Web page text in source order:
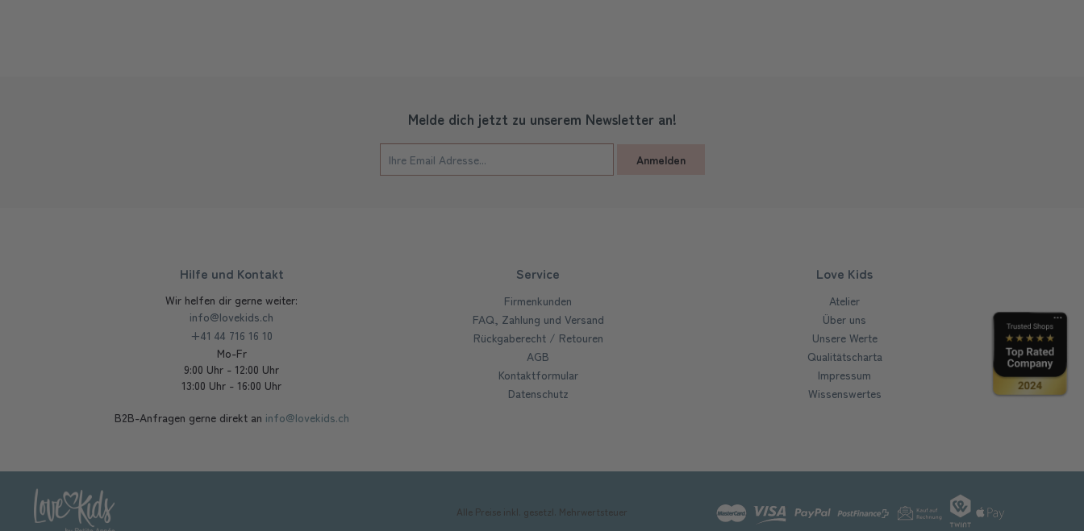
Melde dich jetzt zu unserem Newsletter an!
Anmelden
Hilfe und Kontakt
Wir helfen dir gerne weiter:
info@lovekids.ch
+41 44 716 16 10
Mo-Fr
9:00 Uhr - 12:00 Uhr
13:00 Uhr - 16:00 Uhr
B2B-Anfragen gerne direkt an info@lovekids.ch
Service
Firmenkunden
FAQ, Zahlung und Versand
Rückgaberecht / Retouren
AGB
Kontaktformular
Datenschutz
Love Kids
Atelier
Über uns
Unsere Werte
Qualitätscharta
Impressum
Wissenswertes
Alle Preise inkl. gesetzl. Mehrwertsteuer